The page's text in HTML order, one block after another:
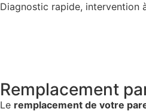
Diagnostic rapide, intervention
Remplacement
Le remplacement de votre